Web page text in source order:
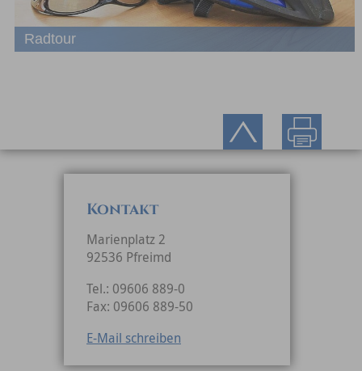
Radtour
Kontakt
Marienplatz 2
92536 Pfreimd
Tel.: 09606 889-0
Fax: 09606 889-50
E-Mail schreiben